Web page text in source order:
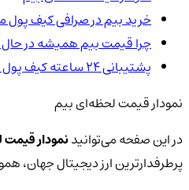
خرید بیم در صرافی کیف پول
چرا قیمت بیم همیشه در
پشتیبانی ۲۴ ساعته کیف پول من
نمودار قیمت لحظه‌ای بیم
در این صفحه می‌توانیدنمودار
پرطرفدارترین ارز دیجیتال